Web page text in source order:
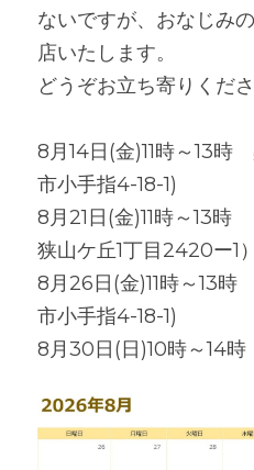
ないですが、おなじみ
店いたします。
どうぞお立ち寄りくださ
8月14日(金)11時～13時
市小手指4-18-1)
8月21日(金)11時～13時
狭山ケ丘1丁目2420ー1）
8月26日(金)11時～13時
市小手指4-18-1)
8月30日(日)10時～14時